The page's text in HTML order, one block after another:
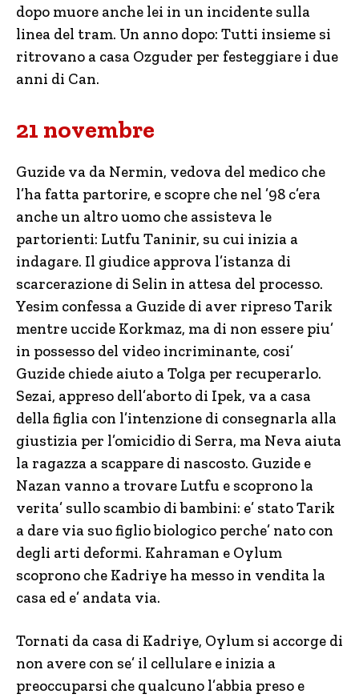
dopo muore anche lei in un incidente sulla
linea del tram. Un anno dopo: Tutti insieme si
ritrovano a casa Ozguder per festeggiare i due
anni di Can.
21 novembre
Guzide va da Nermin, vedova del medico che
l’ha fatta partorire, e scopre che nel ’98 c’era
anche un altro uomo che assisteva le
partorienti: Lutfu Taninir, su cui inizia a
indagare. Il giudice approva l’istanza di
scarcerazione di Selin in attesa del processo.
Yesim confessa a Guzide di aver ripreso Tarik
mentre uccide Korkmaz, ma di non essere piu’
in possesso del video incriminante, cosi’
Guzide chiede aiuto a Tolga per recuperarlo.
Sezai, appreso dell’aborto di Ipek, va a casa
della figlia con l’intenzione di consegnarla alla
giustizia per l’omicidio di Serra, ma Neva aiuta
la ragazza a scappare di nascosto. Guzide e
Nazan vanno a trovare Lutfu e scoprono la
verita’ sullo scambio di bambini: e’ stato Tarik
a dare via suo figlio biologico perche’ nato con
degli arti deformi. Kahraman e Oylum
scoprono che Kadriye ha messo in vendita la
casa ed e’ andata via.
Tornati da casa di Kadriye, Oylum si accorge di
non avere con se’ il cellulare e inizia a
preoccuparsi che qualcuno l’abbia preso e